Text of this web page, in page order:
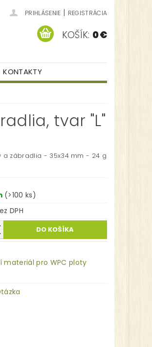
PRIHLÁSENIE | REGISTRÁCIA
KOŠÍK: 0 €
KONTAKTY
tvar "L"
zábradlia - 35x34 mm - 24 g
(>100 ks)
€ bez DPH
materiál pro WPC ploty